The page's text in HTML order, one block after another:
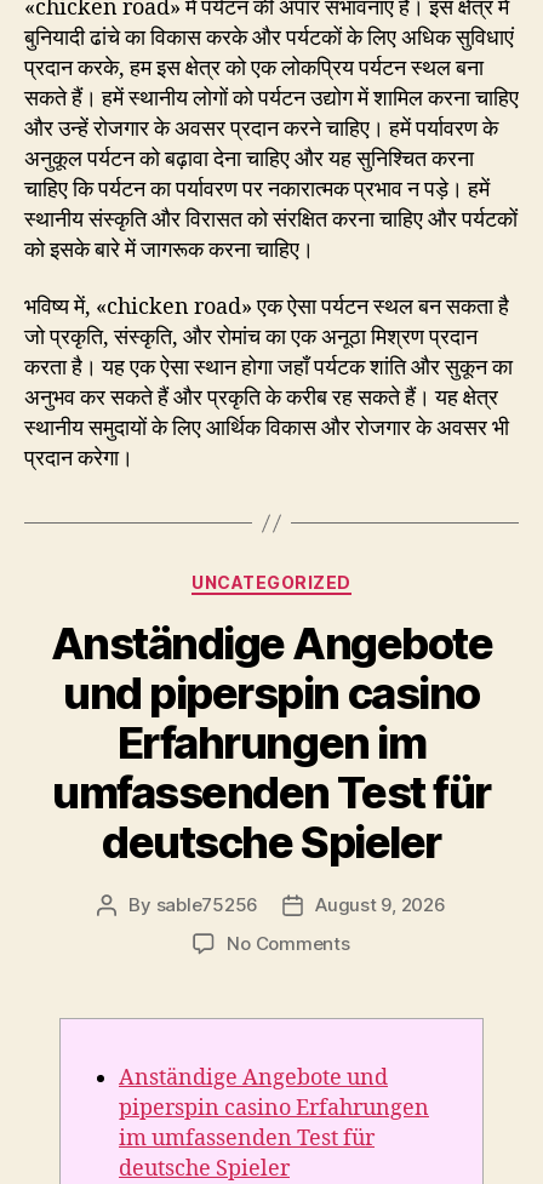
«chicken road» में पर्यटन की अपार संभावनाएं हैं। इस क्षेत्र में
बुनियादी ढांचे का विकास करके और पर्यटकों के लिए अधिक सुविधाएं
प्रदान करके, हम इस क्षेत्र को एक लोकप्रिय पर्यटन स्थल बना
सकते हैं। हमें स्थानीय लोगों को पर्यटन उद्योग में शामिल करना चाहिए
और उन्हें रोजगार के अवसर प्रदान करने चाहिए। हमें पर्यावरण के
अनुकूल पर्यटन को बढ़ावा देना चाहिए और यह सुनिश्चित करना
चाहिए कि पर्यटन का पर्यावरण पर नकारात्मक प्रभाव न पड़े। हमें
स्थानीय संस्कृति और विरासत को संरक्षित करना चाहिए और पर्यटकों
को इसके बारे में जागरूक करना चाहिए।
भविष्य में, «chicken road» एक ऐसा पर्यटन स्थल बन सकता है
जो प्रकृति, संस्कृति, और रोमांच का एक अनूठा मिश्रण प्रदान
करता है। यह एक ऐसा स्थान होगा जहाँ पर्यटक शांति और सुकून का
अनुभव कर सकते हैं और प्रकृति के करीब रह सकते हैं। यह क्षेत्र
स्थानीय समुदायों के लिए आर्थिक विकास और रोजगार के अवसर भी
प्रदान करेगा।
Categories
UNCATEGORIZED
Anständige Angebote
und piperspin casino
Erfahrungen im
umfassenden Test für
deutsche Spieler
Post
By sable75256
PostAugust 9, 2026
No Commentson
und
casino
Erfahrungen
im
umfassenden
Anständige Angebote und
piperspin casino Erfahrungen
im umfassenden Test für
deutsche Spieler